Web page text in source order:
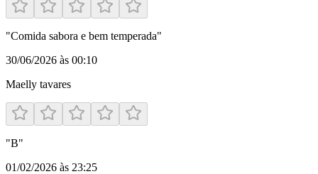
"Comida sabora e bem temperada"
30/06/2026 às 00:10
Maelly tavares
"B"
01/02/2026 às 23:25